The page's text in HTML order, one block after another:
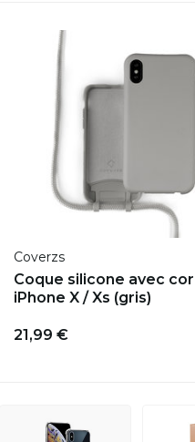
Coverzs
Coque silicone avec
iPhone X / Xs (gris)
21,99 €